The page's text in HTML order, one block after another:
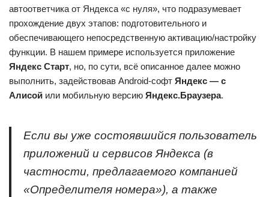
автоответчика от Яндекса «с нуля», что подразумевает
прохождение двух этапов: подготовительного и
обеспечивающего непосредственную активацию/настройку
функции. В нашем примере используется приложение
Яндекс Старт, но, по сути, всё описанное далее можно
выполнить, задействовав Android-софт Яндекс — с
Алисой или мобильную версию Яндекс.Браузера.
Если вы уже состоявшийся пользователь
приложений и сервисов Яндекса (в
частности, предлагаемого компанией
«Определителя номера»), а также